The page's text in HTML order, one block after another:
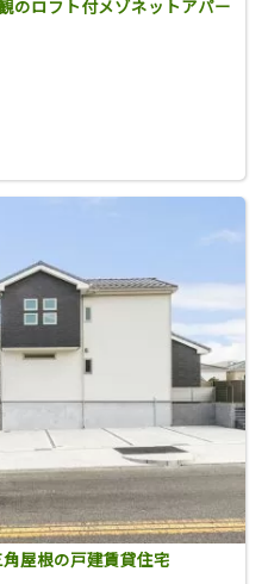
のロフト付メゾネットアパー
屋根の戸建賃貸住宅